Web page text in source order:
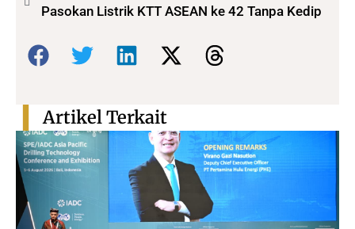
Pasokan Listrik KTT ASEAN ke 42 Tanpa Kedip
Bagikan:
Artikel Terkait